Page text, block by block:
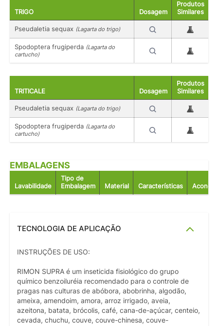
TRIGO Dosagem
Produtos
Similares
Pseudaletia sequax (Lagarta do trigo)
Spodoptera frugiperda (Lagarta do
cartucho)
TRITICALE Dosagem
Produtos
Similares
Pseudaletia sequax (Lagarta do trigo)
Spodoptera frugiperda (Lagarta do
cartucho)
EMBALAGENS
Lavabilidade
Tipo de
Embalagem
Material Características
TECNOLOGIA DE APLICAÇÃO
INSTRUÇÕES DE USO:
RIMON SUPRA é um inseticida fisiológico do grupo
químico benzoiluréia recomendado para o controle de
pragas nas culturas de abóbora, abobrinha, algodão,
ameixa, amendoim, amora, arroz irrigado, aveia,
azeitona, batata, brócolis, café, cana-de-açúcar, centeio,
cevada, chuchu, couve, couve-chinesa, couve-